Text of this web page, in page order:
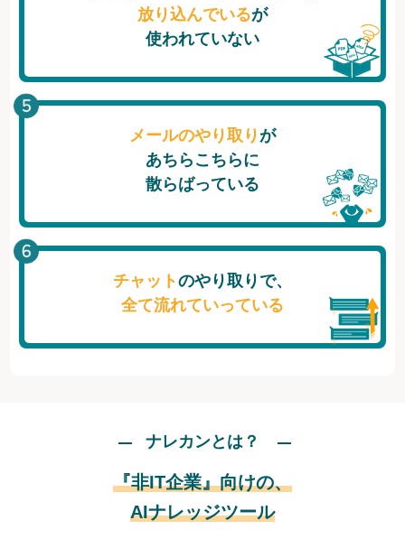
放り込んでいるが
使われていない
メールのやり取り が
あちらこちらに
散らばっている
チャットのやり取りで、
全て流れていっている
ナレカンとは？
『非IT企業』向けの、
AIナレッジツール